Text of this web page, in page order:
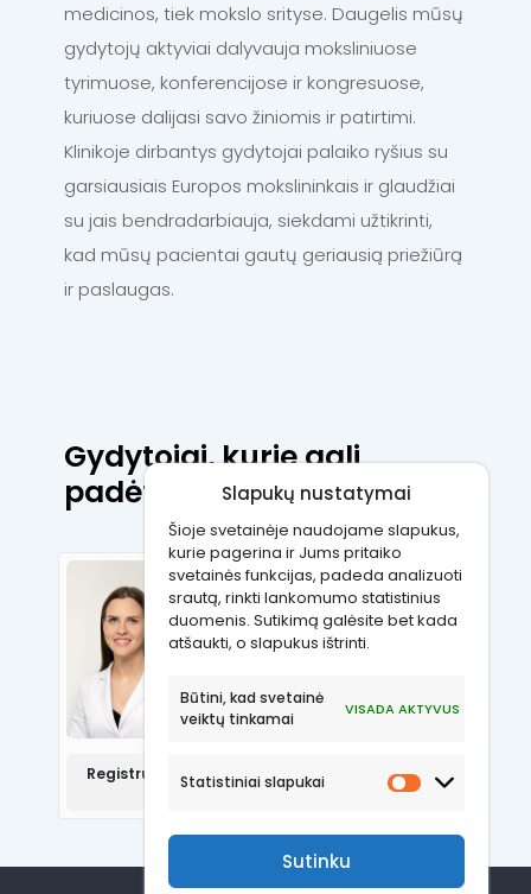
Slapukų nustatymai
Šioje svetainėje naudojame slapukus,
kurie pagerina ir Jums pritaiko
svetainės funkcijas, padeda analizuoti
srautą, rinkti lankomumo statistinius
duomenis. Sutikimą galėsite bet kada
atšaukti, o slapukus ištrinti.
Būtini, kad svetainė
veiktų tinkamai
VISADA AKTYVUS
Statistiniai slapukai
Sutinku
medicinos, tiek mokslo srityse. Daugelis mūsų
gydytojų aktyviai dalyvauja moksliniuose
tyrimuose, konferencijose ir kongresuose,
kuriuose dalijasi savo žiniomis ir patirtimi.
Klinikoje dirbantys gydytojai palaiko ryšius su
garsiausiais Europos mokslininkais ir glaudžiai
su jais bendradarbiauja, siekdami užtikrinti,
kad mūsų pacientai gautų geriausią priežiūrą
ir paslaugas.
Gydytojai, kurie gali
padėti:
Vytautė Pečiulytė
Šeimos gydytoja
Kalbos:
Lietuvių, anglų, rusų
Registruotis pas šį gydytoją galite tik telefonu:
+37066998818